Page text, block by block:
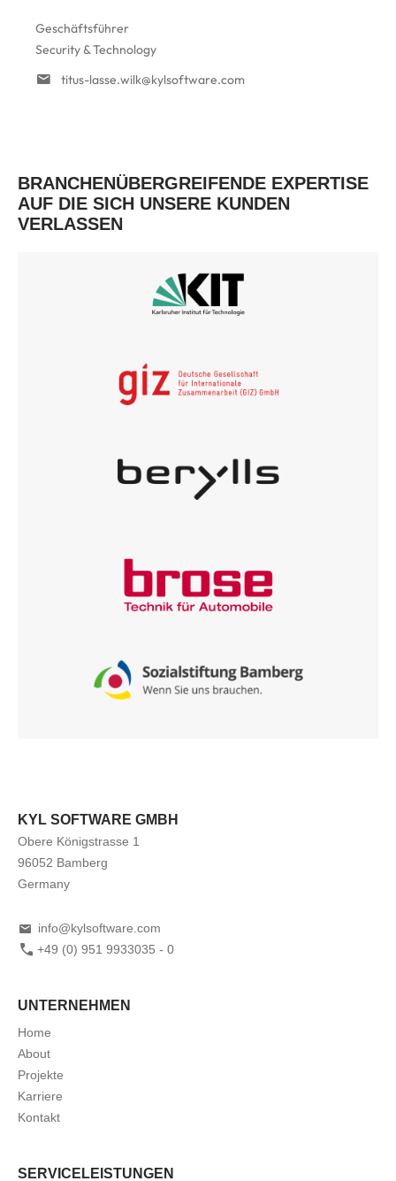
Geschäftsführer
Security & Technology
titus-lasse.wilk@kylsoftware.com
BRANCHENÜBERGREIFENDE EXPERTISE
AUF DIE SICH UNSERE KUNDEN
VERLASSEN
KYL SOFTWARE GMBH
Obere Königstrasse 1
96052 Bamberg
Germany
info@kylsoftware.com
+49 (0) 951 9933035 - 0
UNTERNEHMEN
Home
About
Projekte
Karriere
Kontakt
SERVICELEISTUNGEN